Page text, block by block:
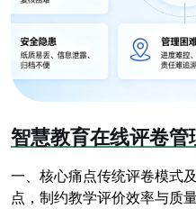
一、核心痛点传统评卷模式
点，制约教学评价效率与质